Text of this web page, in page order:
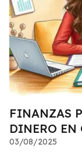
FINANZAS
DINERO EN
03/08/2025